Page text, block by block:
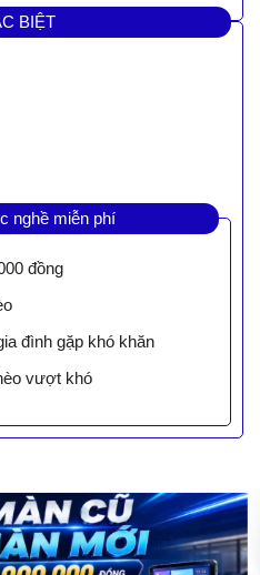
BIỆT
nghề miễn phí
đồng
đình gặp khó khăn
vượt khó